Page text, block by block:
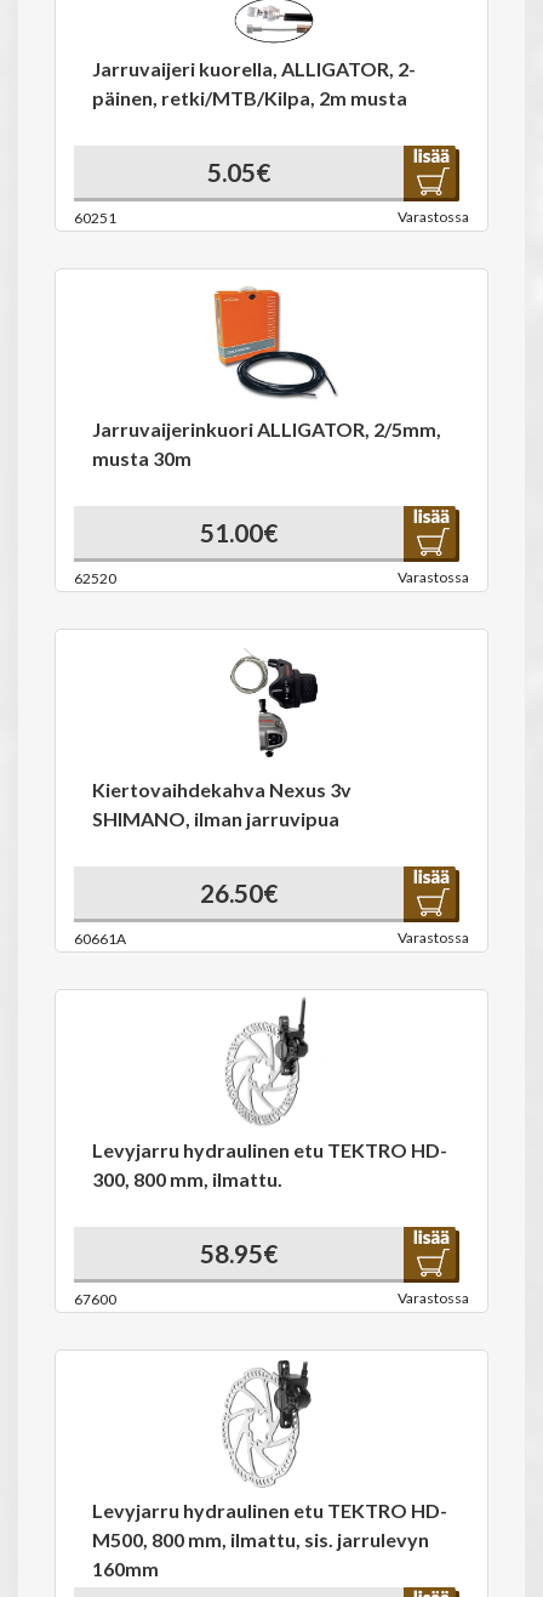
Jarruvaijeri kuorella, ALLIGATOR, 2-
päinen, retki/MTB/Kilpa, 2m musta
5.05€
60251 Varastossa
Jarruvaijerinkuori ALLIGATOR, 2/5mm,
musta 30m
51.00€
62520 Varastossa
Kiertovaihdekahva Nexus 3v
SHIMANO, ilman jarruvipua
26.50€
60661A Varastossa
Levyjarru hydraulinen etu TEKTRO HD-
300, 800 mm, ilmattu.
58.95€
67600 Varastossa
Levyjarru hydraulinen etu TEKTRO HD-
M500, 800 mm, ilmattu, sis. jarrulevyn
160mm